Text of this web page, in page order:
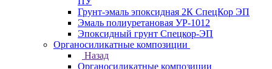
Грунт-эмаль эпоксидная 2К СпецКор ЭП
Эмаль полиуретановая УР-1012
Эпоксидный грунт Спецкор-ЭП
Органосиликатные композиции
Назад
Органосиликатные композиции